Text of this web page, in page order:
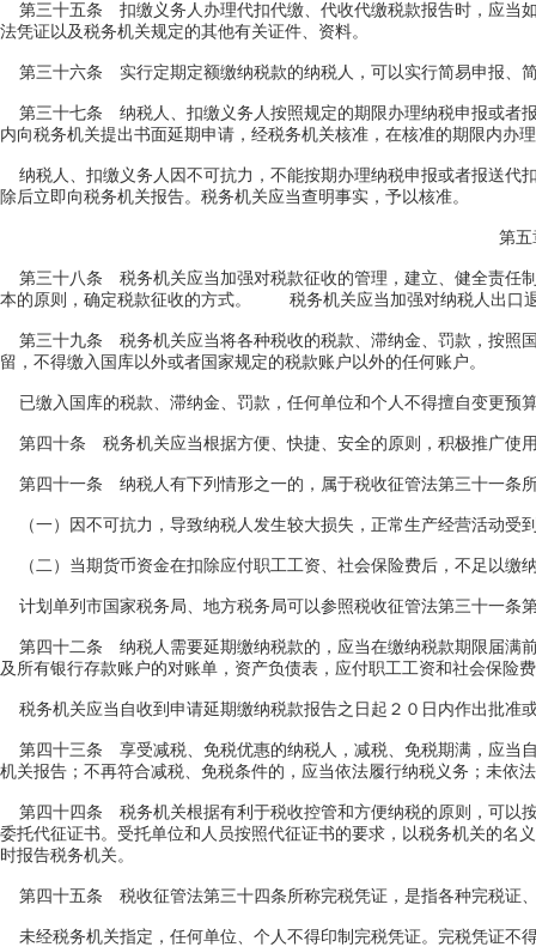
第三十五条 扣缴义务人办理代扣代缴、代收代缴税款报告时，应当
法凭证以及税务机关规定的其他有关证件、资料。
第三十六条 实行定期定额缴纳税款的纳税人，可以实行简易申报、
第三十七条 纳税人、扣缴义务人按照规定的期限办理纳税申报或者
内向税务机关提出书面延期申请，经税务机关核准，在核准的期限内办
纳税人、扣缴义务人因不可抗力，不能按期办理纳税申报或者报送代
除后立即向税务机关报告。税务机关应当查明事实，予以核准。
第五
第三十八条 税务机关应当加强对税款征收的管理，建立、健全责
本的原则，确定税款征收的方式。 税务机关应当加强对纳税人出口
第三十九条 税务机关应当将各种税收的税款、滞纳金、罚款，按照
留，不得缴入国库以外或者国家规定的税款账户以外的任何账户。
已缴入国库的税款、滞纳金、罚款，任何单位和个人不得擅自变更预
第四十条 税务机关应当根据方便、快捷、安全的原则，积极推广使
第四十一条 纳税人有下列情形之一的，属于税收征管法第三十一条
（一）因不可抗力，导致纳税人发生较大损失，正常生产经营活动受
（二）当期货币资金在扣除应付职工工资、社会保险费后，不足以缴
计划单列市国家税务局、地方税务局可以参照税收征管法第三十一条
第四十二条 纳税人需要延期缴纳税款的，应当在缴纳税款期限届满
及所有银行存款账户的对账单，资产负债表，应付职工工资和社会保险
税务机关应当自收到申请延期缴纳税款报告之日起２０日内作出批准
第四十三条 享受减税、免税优惠的纳税人，减税、免税期满，应当
机关报告；不再符合减税、免税条件的，应当依法履行纳税义务；未依
第四十四条 税务机关根据有利于税收控管和方便纳税的原则，可以
委托代征证书。受托单位和人员按照代征证书的要求，以税务机关的名
时报告税务机关。
第四十五条 税收征管法第三十四条所称完税凭证，是指各种完税证
未经税务机关指定，任何单位、个人不得印制完税凭证。完税凭证不